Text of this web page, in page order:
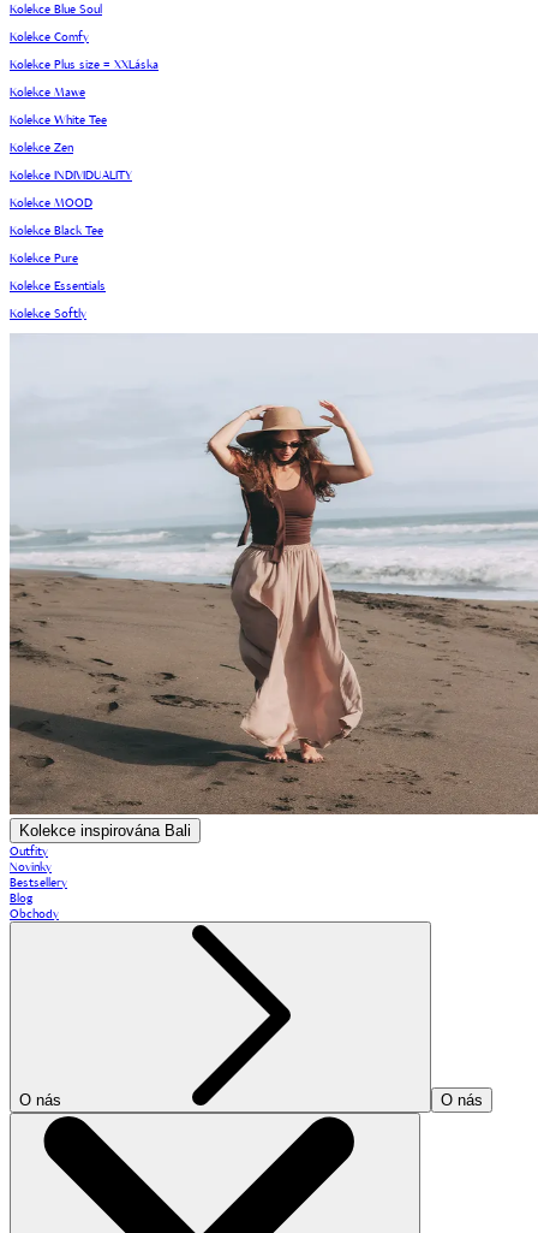
Kolekce Blue Soul
Kolekce Comfy
Kolekce Plus size = XXLáska
Kolekce Mawe
Kolekce White Tee
Kolekce Zen
Kolekce INDIVIDUALITY
Kolekce MOOD
Kolekce Black Tee
Kolekce Pure
Kolekce Essentials
Kolekce Softly
Kolekce inspirována Bali
Outfity
Novinky
Bestsellery
Blog
Obchody
O nás O nás